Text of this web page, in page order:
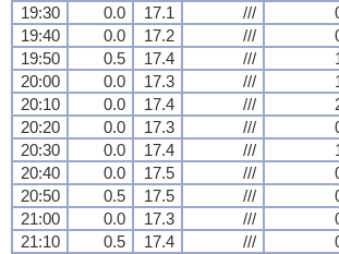
19:30
0.0 17.1 ///
19:40
0.0 17.2 ///
19:50
0.5 17.4 ///
20:00
0.0 17.3 ///
20:10
0.0 17.4 ///
20:20
0.0 17.3 ///
20:30
0.0 17.4 ///
20:40
0.0 17.5 ///
20:50
0.5 17.5 ///
21:00
0.0 17.3 ///
21:10
0.5 17.4 ///